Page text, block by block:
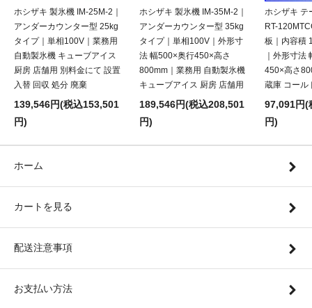
ホシザキ 製氷機 IM-25M-2｜
アンダーカウンター型 25kg
タイプ｜単相100V｜業務用
自動製氷機 キューブアイス
厨房 店舗用 別料金にて 設置
入替 回収 処分 廃棄
139,546円(税込153,501
円)
ホシザキ 製氷機 IM-35M-2｜
アンダーカウンター型 35kg
タイプ｜単相100V｜外形寸
法 幅500×奥行450×高さ
800mm｜業務用 自動製氷機
キューブアイス 厨房 店舗用
189,546円(税込208,501
円)
ホシザキ テ
RT-
板｜内容積
｜外形寸法
450×高さ
蔵庫 コール
97,091円(
円)
ホーム
カートを見る
配送注意事項
お支払い方法